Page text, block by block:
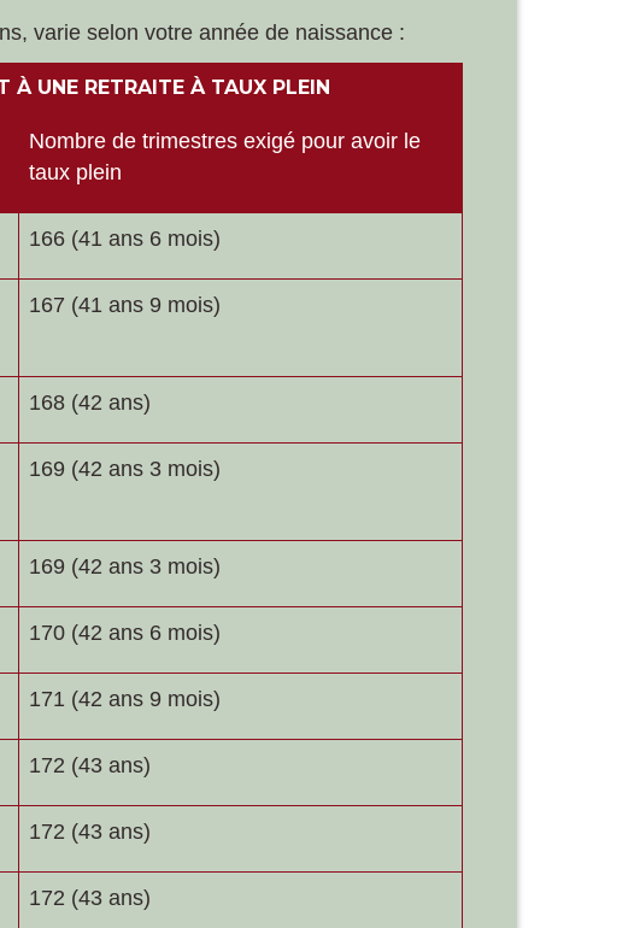
varie selon votre année de naissance :
À UNE RETRAITE À TAUX PLEIN
Nombre de trimestres exigé pour avoir le
taux plein
166 (41 ans 6 mois)
167 (41 ans 9 mois)
168 (42 ans)
169 (42 ans 3 mois)
169 (42 ans 3 mois)
170 (42 ans 6 mois)
171 (42 ans 9 mois)
172 (43 ans)
172 (43 ans)
172 (43 ans)